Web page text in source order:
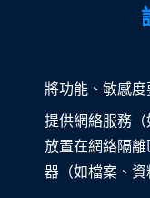
將功能、敏感
提供網絡服務
放置在網絡隔
器（如檔案、